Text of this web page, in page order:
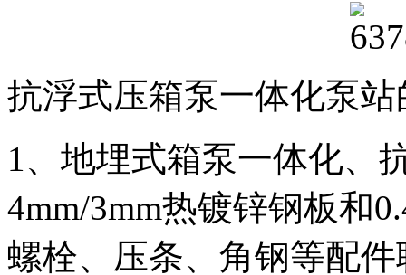
抗浮式压箱泵一体化泵
1、地埋式箱泵一体化、
4mm/3mm热镀锌钢板和
螺栓、压条、角钢等配